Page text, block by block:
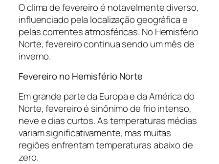
O clima de fevereiro é notavelmente diverso,
influenciado pela localização geográfica e
pelas correntes atmosféricas. No Hemisfério
Norte, fevereiro continua sendo um mês de
inverno.
Fevereiro no Hemisfério Norte
Em grande parte da Europa e da América do
Norte, fevereiro é sinônimo de frio intenso,
neve e dias curtos. As temperaturas médias
variam significativamente, mas muitas
regiões enfrentam temperaturas abaixo de
zero.